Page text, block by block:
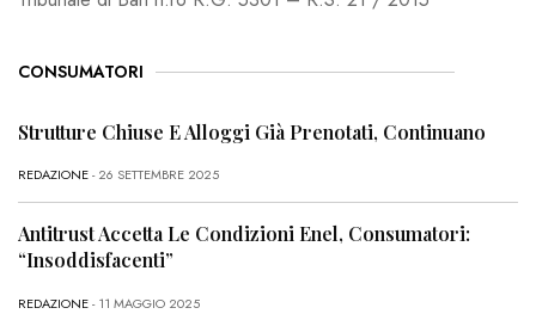
CONSUMATORI
Strutture Chiuse E Alloggi Già Prenotati, Continuano
REDAZIONE- 26 SETTEMBRE 2025
Antitrust Accetta Le Condizioni Enel, Consumatori:
“Insoddisfacenti”
REDAZIONE- 11 MAGGIO 2025